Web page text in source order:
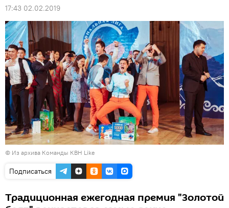
17:43 02.02.2019
© Из архива Команды КВН Like
Подписаться
Традиционная ежегодная премия "Золотой